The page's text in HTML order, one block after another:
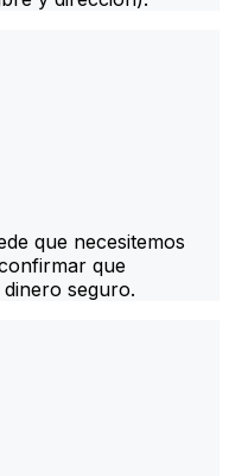
que necesitemos
que
seguro.